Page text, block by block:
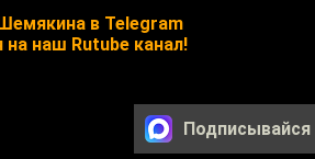
в Telegram
наш Rutube канал!
Подписывайся